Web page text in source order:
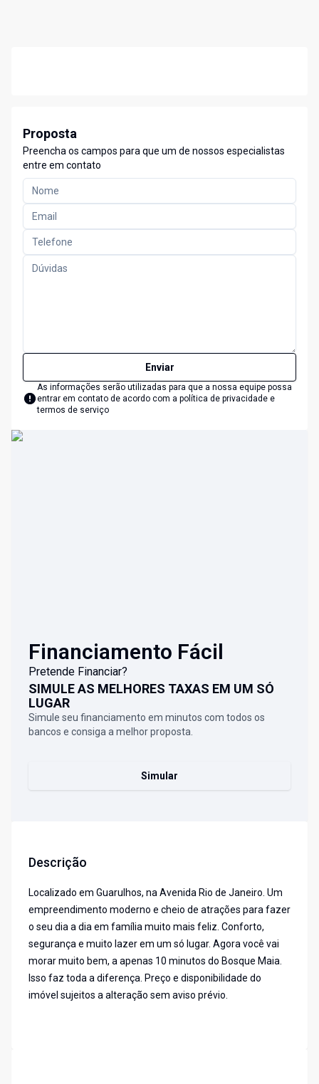
Proposta
Preencha os campos para que um de nossos especialistas
entre em contato
Enviar
As informações serão utilizadas para que a nossa equipe possa
entrar em contato de acordo com a política de privacidade e
termos de serviço
Financiamento Fácil
Pretende Financiar?
SIMULE AS MELHORES TAXAS EM UM SÓ
LUGAR
Simule seu financiamento em minutos com todos os
bancos e consiga a melhor proposta.
Simular
Descrição
Localizado em Guarulhos, na Avenida Rio de Janeiro. Um
empreendimento moderno e cheio de atrações para fazer
o seu dia a dia em família muito mais feliz. Conforto,
segurança e muito lazer em um só lugar. Agora você vai
morar muito bem, a apenas 10 minutos do Bosque Maia.
Isso faz toda a diferença. Preço e disponibilidade do
imóvel sujeitos a alteração sem aviso prévio.